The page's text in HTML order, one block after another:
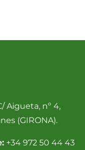
Aigueta, nº 4,
(GIRONA).
+34 972 50 44 43